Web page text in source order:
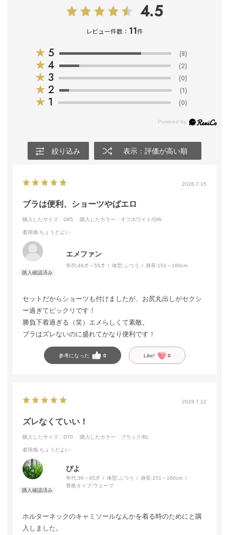
4.5
レビュー件数： 11件
★ 5 (8)
★ 4 (2)
★ 3 (0)
★ 2 (1)
★ 1 (0)
絞り込み 表示：評価が高い順
2026.7.15
ブラは便利、ショーツやばエロ
購入したサイズ：D65 購入したカラー：オフホワイト/OW
着用感:ちょうどよい
エメファン
年代:46才～55才 体型: ふつう 身長:151～160cm
セットだからショーツも付けましたが、お尻丸出しがセクシ
ー過ぎてビックリです！
勝負下着過ぎる（笑）エメらしくて素敵。
ブラはズレないのに盛れてかなり便利です！
参考になった 0 Like! 0
2026.7.12
ズレなくていい！
購入したサイズ：D70 購入したカラー：ブラック/BL
着用感:ちょうどよい
ぴよ
年代:36～45才 体型: ふつう 身長:151～160cm
骨格タイプ:ウェーブ
ホルターネックのキャミソールなんかを着る時のためにと購
入しました。